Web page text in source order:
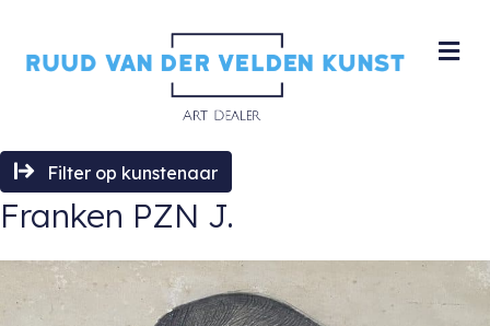
Filter op kunstenaar
Franken PZN J.